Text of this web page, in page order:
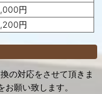
円
円
の対応をさせて頂きま
願い致します。